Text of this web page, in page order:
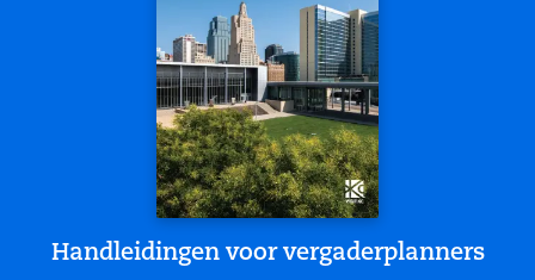
Handleidingen voor vergaderplanners